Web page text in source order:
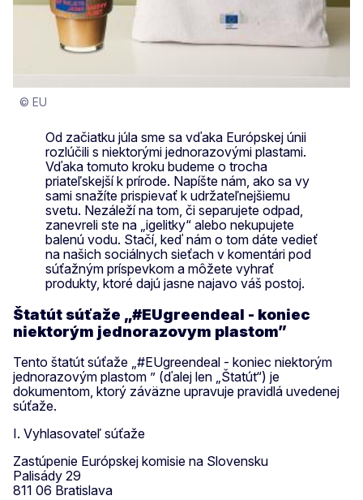
© EU
Od začiatku júla sme sa vďaka Európskej únii
rozlúčili s niektorými jednorazovými plastami.
Vďaka tomuto kroku budeme o trocha
priateľskejší k prírode. Napíšte nám, ako sa vy
sami snažíte prispievať k udržateľnejšiemu
svetu. Nezáleží na tom, či separujete odpad,
zanevreli ste na „igelitky“ alebo nekupujete
balenú vodu. Stačí, keď nám o tom dáte vedieť
na našich sociálnych sieťach v komentári pod
súťažným príspevkom a môžete vyhrať
produkty, ktoré dajú jasne najavo váš postoj.
Štatút súťaže „#EUgreendeal - koniec
niektorým jednorazovym plastom”
Tento štatút súťaže „#EUgreendeal - koniec niektorým
jednorazovým plastom ” (ďalej len „Štatút“) je
dokumentom, ktorý záväzne upravuje pravidlá uvedenej
súťaže.
I. Vyhlasovateľ súťaže
Zastúpenie Európskej komisie na Slovensku
Palisády 29
811 06 Bratislava